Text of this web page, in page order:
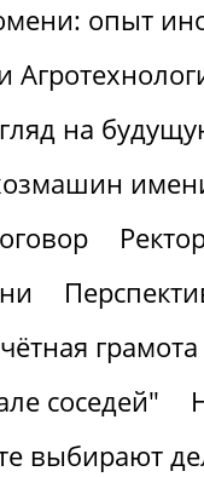
опыт
на
соседей"
выбирают